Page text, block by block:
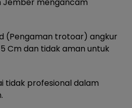
(Pengaman trotoar) angkur
Cm dan tidak aman untuk
tidak profesional dalam